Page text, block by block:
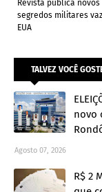
Revista publica
segredos militares
EUA
TALVEZ VOCÊ
novo
Agosto 07, 2026
R$ 2